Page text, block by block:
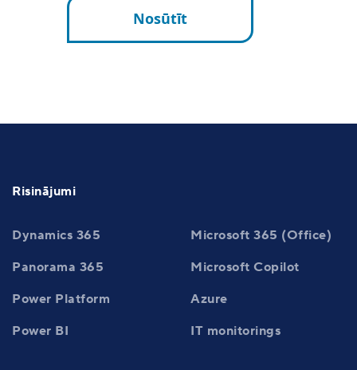
Nosūtīt
Risinājumi
Dynamics 365
Microsoft 365 (Office)
Panorama 365
Microsoft Copilot
Power Platform
Azure
Power BI
IT monitorings